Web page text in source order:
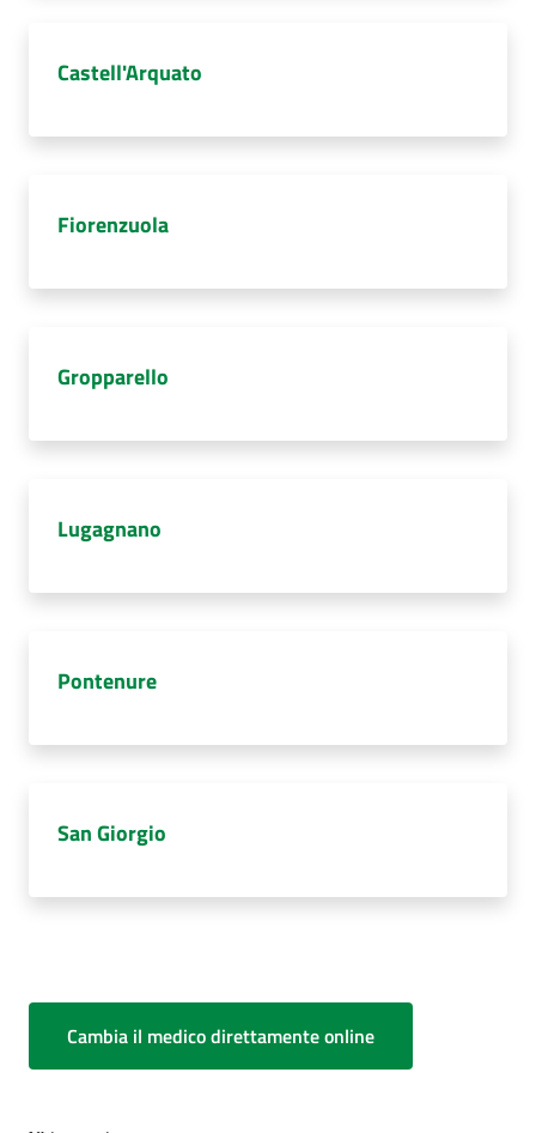
Castell'Arquato
Fiorenzuola
Gropparello
Lugagnano
Pontenure
San Giorgio
Cambia il medico direttamente online